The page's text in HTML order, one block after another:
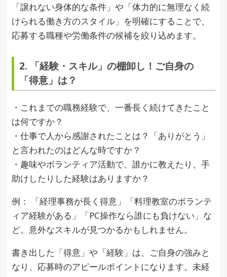
「譲れない身体的な条件」や「体力的に無理なく続
けられる働き方のスタイル」を明確にすることで、
応募する職種や労働条件の候補を絞り込めます。
2. 「経験・スキル」の棚卸し！ご自身の
「得意」は？
・これまでの職務経験で、一番長く続けてきたこと
は何ですか？
・仕事で人から感謝されたことは？「ありがとう」
と言われたのはどんな時ですか？
・趣味やボランティア活動で、誰かに教えたり、手
助けしたりした経験はありますか？
例： 「経理事務が長く得意」「料理教室のボランテ
ィア経験がある」「PC操作なら誰にも負けない」な
ど。意外なスキルが見つかるかもしれません。
書き出した「得意」や「経験」は、ご自身の強みと
なり、応募時のアピールポイントになります。未経